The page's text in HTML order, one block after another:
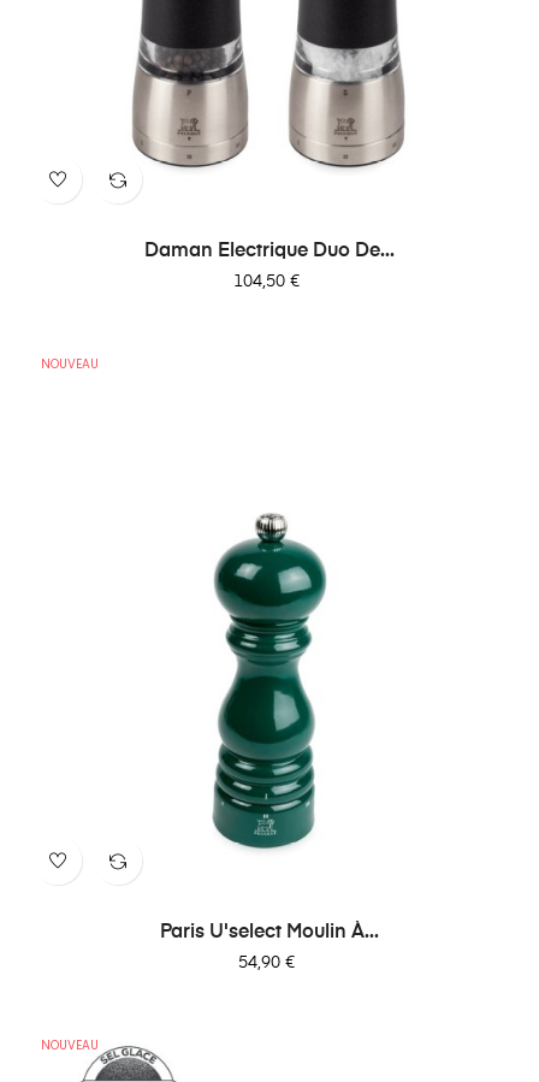
Daman Electrique Duo De...
Prix
104,50 €
NOUVEAU
Paris U'select Moulin À...
Prix
54,90 €
NOUVEAU